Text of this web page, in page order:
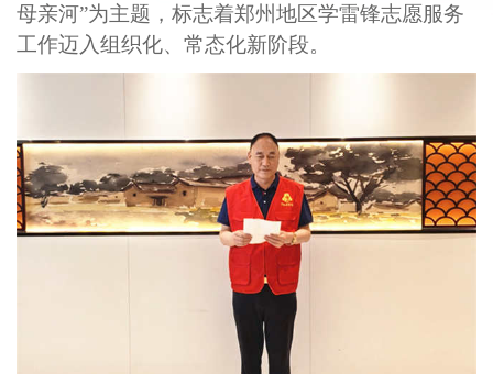
母亲河”为主题，标志着郑州地区学雷锋志愿服务
工作迈入组织化、常态化新阶段。